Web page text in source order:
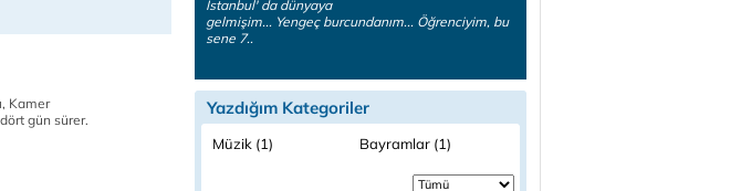
Kamer
gün sürer.
İstanbul' da dünyaya
gelmişim... Yengeç burcundanım... Öğrenciyim, bu
sene 7..
Yazdığım Kategoriler
Müzik (1) Bayramlar (1)